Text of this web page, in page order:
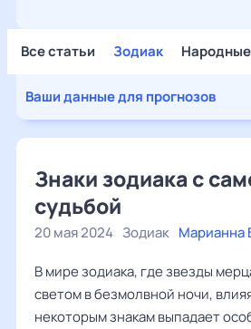
Все статьи Зодиак
Ваши данные для прогнозов
Знаки зодиака с
судьбой
20 мая 2024 Зодиак Марианна
В мире зодиака, где звезды
светом в безмолвной ночи,
некоторым знакам выпадает